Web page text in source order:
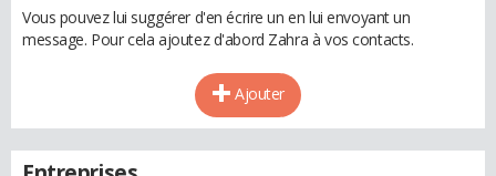
Vous pouvez lui suggérer d'en écrire un en lui envoyant un
message. Pour cela ajoutez d'abord Zahra à vos contacts.
Ajouter